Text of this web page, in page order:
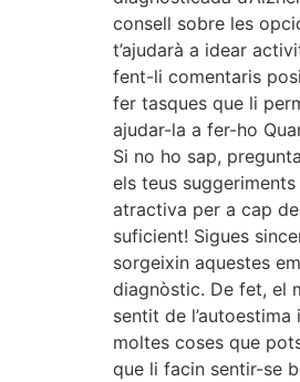
consell sobre les
t’ajudarà a idear
fent-li comentaris
fer tasques que li
ajudar-la a fer-ho
Si no ho sap,
els teus
atractiva per a cap
suficient! Sigues
sorgeixin aquestes
diagnòstic. De fet, el
sentit de
moltes coses que
que li facin sentir-se